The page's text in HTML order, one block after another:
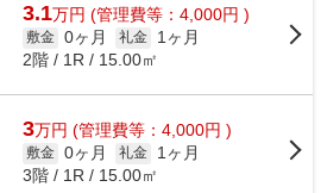
3.1万円 (管理費等：4,000円 )
敷金 0ヶ月 礼金
1ヶ月
2階 / 1R / 15.00㎡
3万円 (管理費等：4,000円 )
敷金 0ヶ月 礼金
1ヶ月
3階 / 1R / 15.00㎡